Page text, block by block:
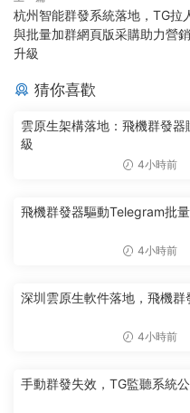
杭州智能群發系統落地，TG拉
與批量加群網頁版采購助力營銷
升級
猜你喜歡
雲原生架構落地：飛機群發
級
4小時前
飛機群發器驅動Telegram批
4小時前
深圳雲原生軟件落地，飛機群
4小時前
手動群發失效，TG監聽系統